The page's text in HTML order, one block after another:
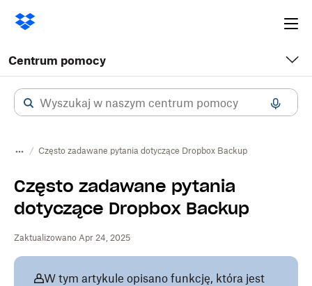
Centrum pomocy
Często zadawane pytania dotyczące Dropbox Backup
Często zadawane pytania
dotyczące Dropbox Backup
Zaktualizowano Apr 24, 2025
W tym artykule opisano funkcję, która jest